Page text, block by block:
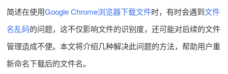
简述在使用Google Chrome浏览器下载文件时，有时会遇到文件
名乱码的问题，这不仅影响文件的识别度，还可能对后续的文件
管理造成不便。本文将介绍几种解决此问题的方法，帮助用户重
新命名下载后的文件名。